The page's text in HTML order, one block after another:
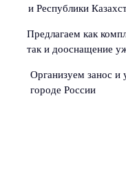
и Республики
Предлагаем как
так и дооснащение
Организуем занос и
городе России